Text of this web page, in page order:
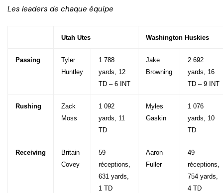
Les leaders de chaque équipe
Utah Utes Washington Huskies
Passing
Tyler
Huntley
1 788
yards, 12
TD – 6 INT
Jake
Browning
2 692
yards, 16
TD – 9 INT
Rushing
Zack
Moss
1 092
yards, 11
TD
Myles
Gaskin
1 076
yards, 10
TD
Receiving
Britain
Covey
59
réceptions,
631 yards,
1 TD
Aaron
Fuller
49
réceptions,
754 yards,
4 TD